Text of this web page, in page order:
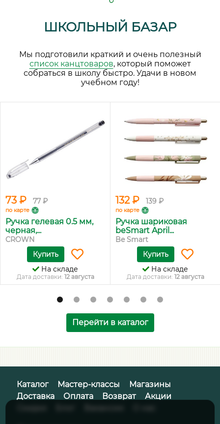
ШКОЛЬНЫЙ БАЗАР
Мы подготовили краткий и очень полезный
список канцтоваров, который поможет
собраться в школу быстро. Удачи в новом
учебном году!
73 ₽ 77 ₽
по карте
Ручка гелевая 0.5 мм,
черная,...
CROWN
Купить
На складе
Дата доставки: 12 августа
132 ₽ 139 ₽
по карте
Ручка шариковая
beSmart April...
Be Smart
Купить
На складе
Дата доставки: 12 августа
Перейти в каталог
Каталог Мастер-классы
Магазины
Доставка
Оплата Возврат
Акции